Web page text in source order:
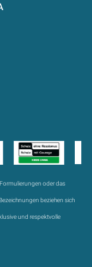
oder das
beziehen sich
und respektvolle